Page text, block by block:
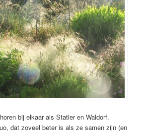
bij elkaar als Statler en Waldorf.
dat zoveel beter is als ze samen zijn (en